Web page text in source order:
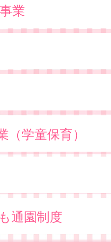
業
学童保育）
通園制度